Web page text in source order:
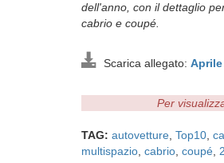
dell'anno, con il dettaglio
cabrio e coupé.
Scarica allegato: Aprile
Per
TAG: autovetture Top10
multispazio cabrio coupé